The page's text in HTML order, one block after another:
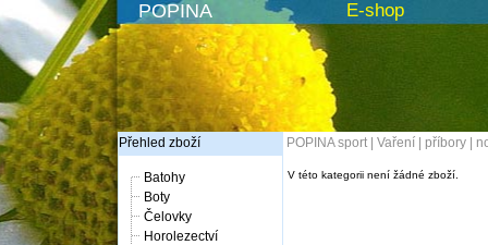
POPINA E-shop
Přehled zboží
Batohy
Boty
Čelovky
Horolezectví
POPINA sport| Vaření příbory|
V této kategorii není žádné zboží.